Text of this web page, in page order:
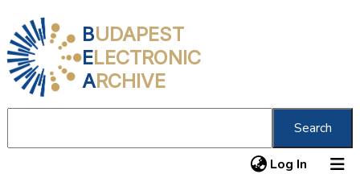
BUDAPEST
ELECTRONIC
ARCHIVE
Search
Log In (current)